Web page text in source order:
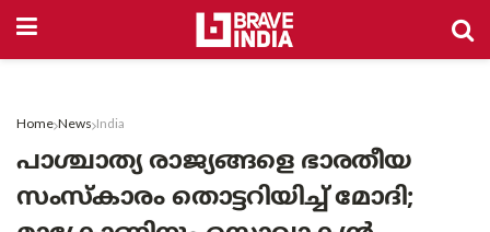
Home News India
പാശ്ചാത്യ രാജ്യങ്ങളെ ഭാരതീയ
സംസ്‌കാരം തൊട്ടറിയിച്ച് മോദി;